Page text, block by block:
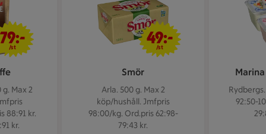
g. Max 2
88:91 kr.
kr.
79 kr/st
79:-
/st
Smör
Arla. 500 g. Max 2
köp/hushåll. Jmfpris
98:00/kg. Ord.pris 62:98-
79:43 kr.
49 kr/st
49:-
/st
92:50-